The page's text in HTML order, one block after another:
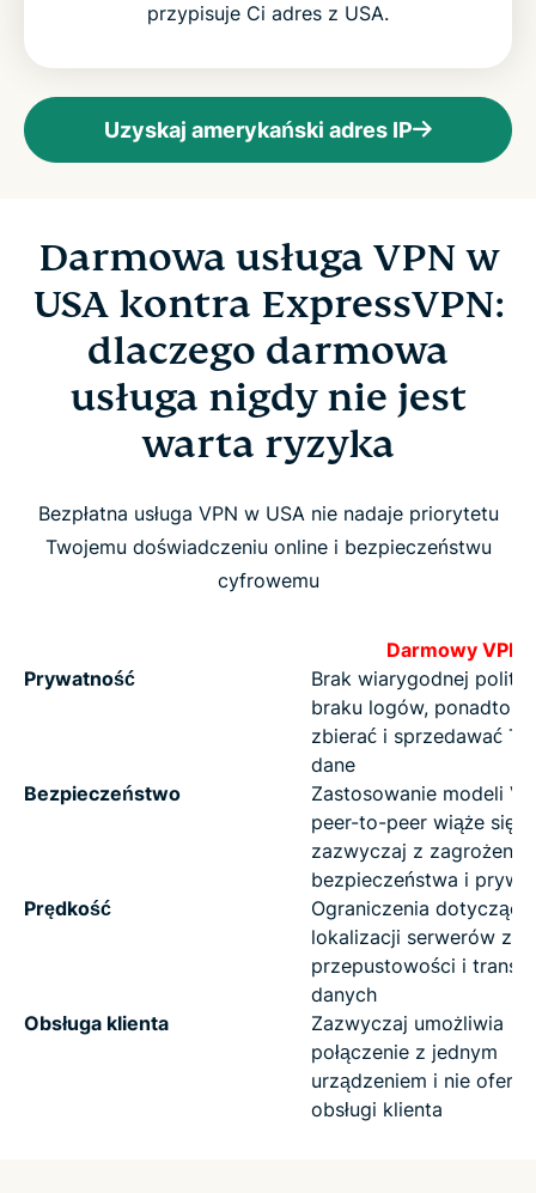
przypisuje Ci adres z USA.
Uzyskaj amerykański adres IP
Darmowa usługa VPN w
USA kontra ExpressVPN:
dlaczego darmowa
usługa nigdy nie jest
warta ryzyka
Bezpłatna usługa VPN w USA nie nadaje priorytetu
Twojemu doświadczeniu online i bezpieczeństwu
cyfrowemu
Darmowy VPN
Prywatność
Brak wiarygodnej
braku logów, ponadto
zbierać i sprzedawać
dane
Bezpieczeństwo
Zastosowanie modeli
peer-to-peer wiąże się
zazwyczaj z
bezpieczeństwa i
Prędkość
Ograniczenia dotyczące
lokalizacji serwerów z
przepustowości i
danych
Obsługa klienta
Zazwyczaj umożliwia
połączenie z jednym
urządzeniem i nie
obsługi klienta